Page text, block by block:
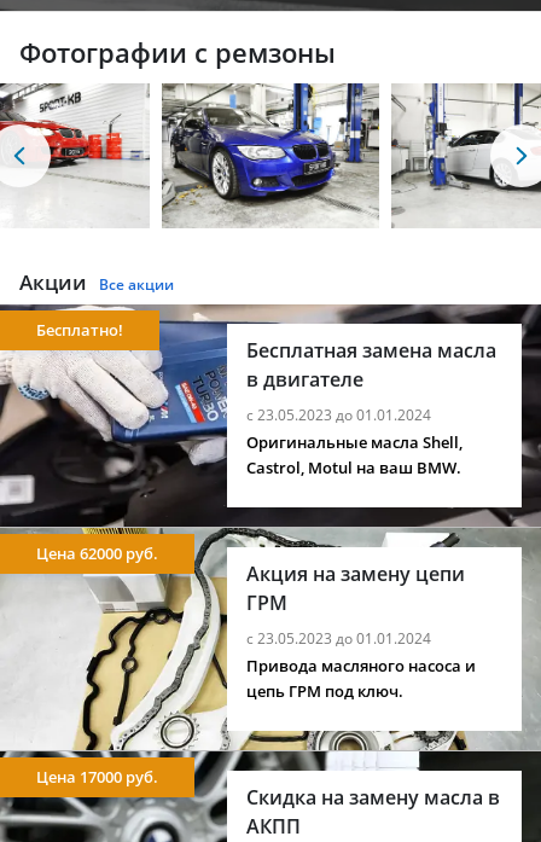
Фотографии с ремзоны
Акции Все акции
Бесплатная замена масла
в двигателе
с 23.05.2023 до 01.01.2024
Бесплатно!
Оригинальные масла Shell,
Castrol, Motul на ваш BMW.
Акция на замену цепи
ГРМ
с 23.05.2023 до 01.01.2024
Цена 62000 руб.
Привода масляного насоса и
цепь ГРМ под ключ.
Скидка на замену масла в
АКПП
Цена 17000 руб.